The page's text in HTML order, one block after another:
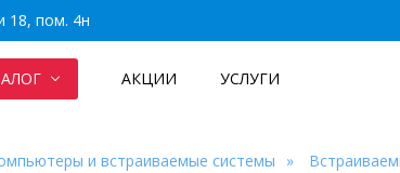
18, пом. 4н
АКЦИИ УСЛУГИ
и встраиваемые системы